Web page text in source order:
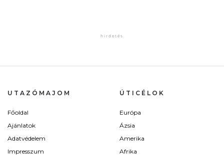
UTAZÓMAJOM
Főoldal
Ajánlatok
Adatvédelem
Impresszum
ÚTICÉLOK
Európa
Ázsia
Amerika
Afrika